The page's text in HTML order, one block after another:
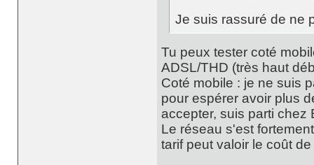
Je suis rassuré de ne
Tu peux tester coté
ADSL/THD (très haut
Coté mobile : je ne suis
pour espérer avoir plus
accepter, suis parti chez
Le réseau s'est
tarif peut valoir le coût de